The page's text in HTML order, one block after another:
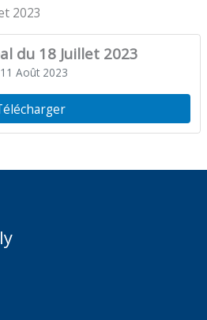
2023
du 18 Juillet 2023
Août 2023